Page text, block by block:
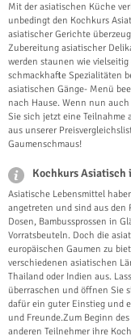
Mit der asiatischen Küche
unbedingt den Kochkurs
asiatischer Gerichte
Zubereitung asiatischer
werden staunen wie
schmackhafte Spezialitäten
asiatischen Gänge- Menü
nach Hause. Wenn nun
Sie sich jetzt eine Teilnahme
aus unserer
Gaumenschmaus!
Kochkurs Asiatisch
Asiatische Lebensmittel
angetreten und sind aus den
Dosen, Bambussprossen in
Vorratsbeuteln. Doch die
europäischen Gaumen zu
verschiedenen asiatischen
Thailand oder Indien aus.
überraschen und öffnen Sie
dafür ein guter Einstieg und
und Freunde.Zum Beginn
anderen Teilnehmer ihre